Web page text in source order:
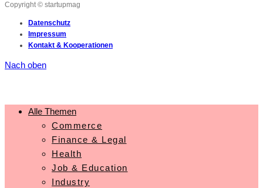
Copyright © startupmag
Datenschutz
Impressum
Kontakt & Kooperationen
Nach oben
Alle Themen
Commerce
Finance & Legal
Health
Job & Education
Industry